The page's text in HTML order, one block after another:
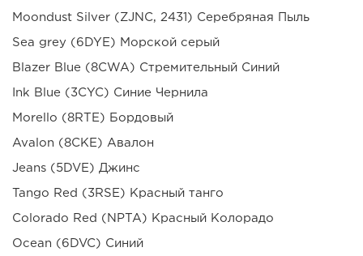
Moondust Silver (ZJNC, 2431) Серебряная Пыль
Sea grey (6DYE) Морской серый
Blazer Blue (8CWA) Стремительный Синий
Ink Blue (3CYC) Синие Чернила
Morello (8RTE) Бордовый
Avalon (8CKE) Авалон
Jeans (5DVE) Джинс
Tango Red (3RSE) Красный танго
Colorado Red (NPTA) Красный Колорадо
Ocean (6DVC) Синий